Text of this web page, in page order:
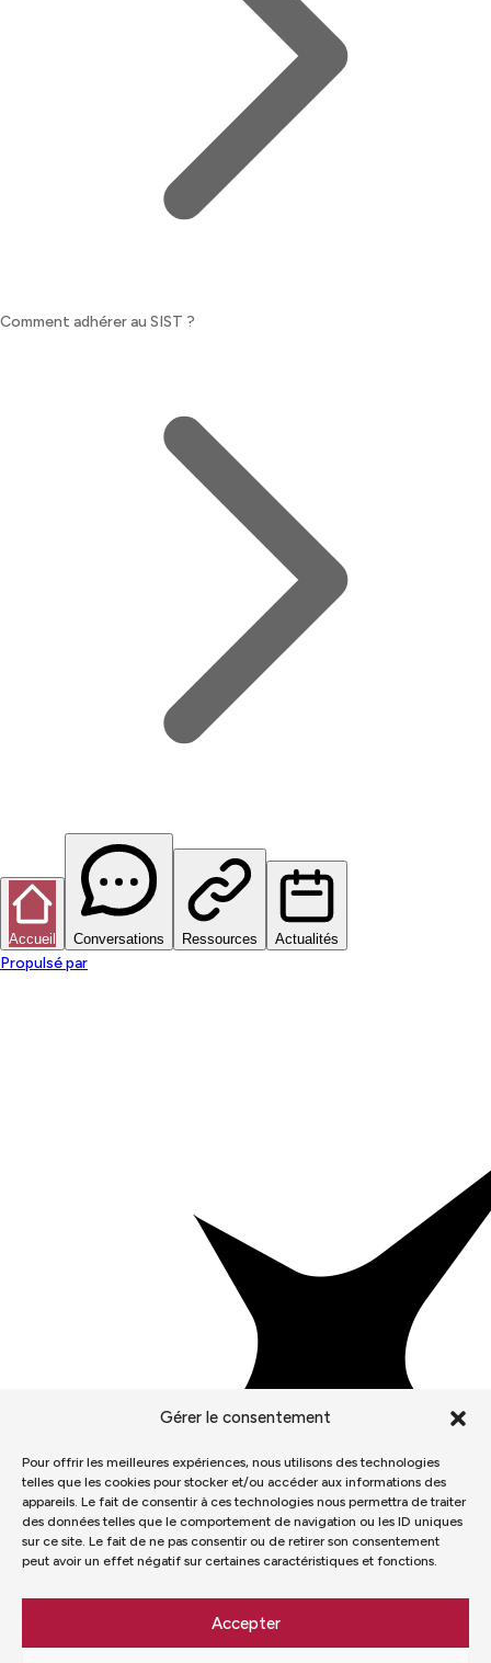
Gérer le consentement
Pour offrir les meilleures expériences, nous utilisons des technologies
telles que les cookies pour stocker et/ou accéder aux informations des
appareils. Le fait de consentir à ces technologies nous permettra de traiter
des données telles que le comportement de navigation ou les ID uniques
sur ce site. Le fait de ne pas consentir ou de retirer son consentement
peut avoir un effet négatif sur certaines caractéristiques et fonctions.
Accepter